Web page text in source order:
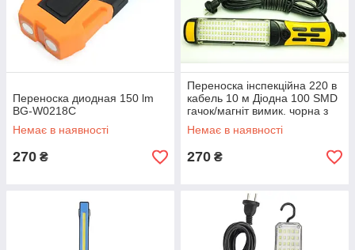
Переноска диодная 150 lm
BG-W0218C
Немає в наявності
270 ₴
Переноска інспекційна 220 в
кабель 10 м Діодна 100 SMD
гачок/магніт вимик. чорна з
жовтим
Немає в наявності
270 ₴